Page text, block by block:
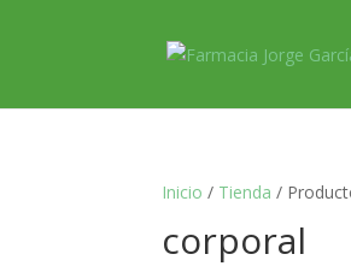
Inicio / Tienda /
corporal